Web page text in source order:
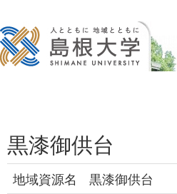
黒漆御供台
地域資源名
黒漆御供台